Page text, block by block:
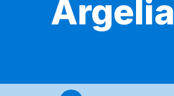
Argelia